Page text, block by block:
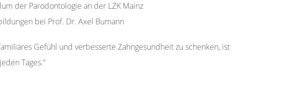
der Parodontologie an der LZK Mainz
bei Prof. Dr. Axel Bumann
Gefühl und verbesserte Zahngesundheit zu schenken, ist
Tages.“